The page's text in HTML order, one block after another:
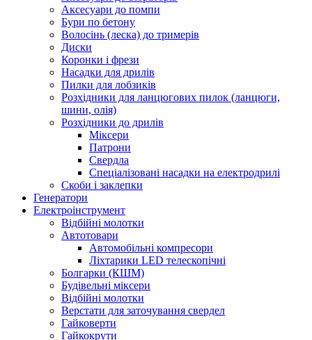
Аксесуари до помпи
Бури по бетону
Волосінь (леска) до тримерів
Диски
Коронки і фрези
Насадки для дрилів
Пилки для лобзиків
Розхідники для ланцюгових пилок (ланцюги,
шини, олія)
Розхідники до дрилів
Міксери
Патрони
Свердла
Спеціалізовані насадки на електродрилі
Скоби і заклепки
Генератори
Електроінструмент
Bідбійні молотки
Автотовари
Автомобільні компресори
Ліхтарики LED телескопічні
Болгарки (КШМ)
Будівельні міксери
Відбійні молотки
Верстати для заточування свердел
Гайковерти
Гайкокрути